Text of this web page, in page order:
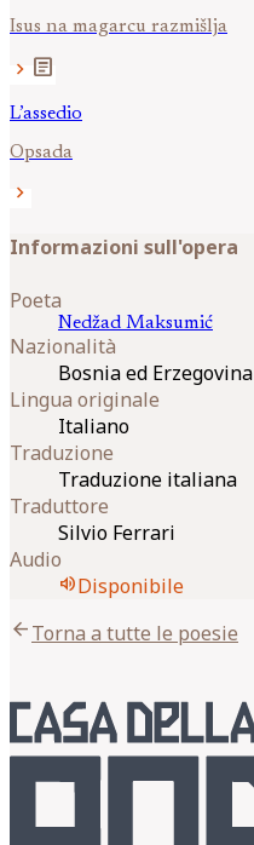
Isus na magarcu razmišlja
chevron_right article
L’assedio
Opsada
chevron_right
Informazioni sull'opera
Poeta
Nedžad Maksumić
Nazionalità
Bosnia ed Erzegovina
Lingua originale
Italiano
Traduzione
Traduzione italiana
Traduttore
Silvio Ferrari
Audio
volume_upDisponibile
arrow_backTorna a tutte le poesie